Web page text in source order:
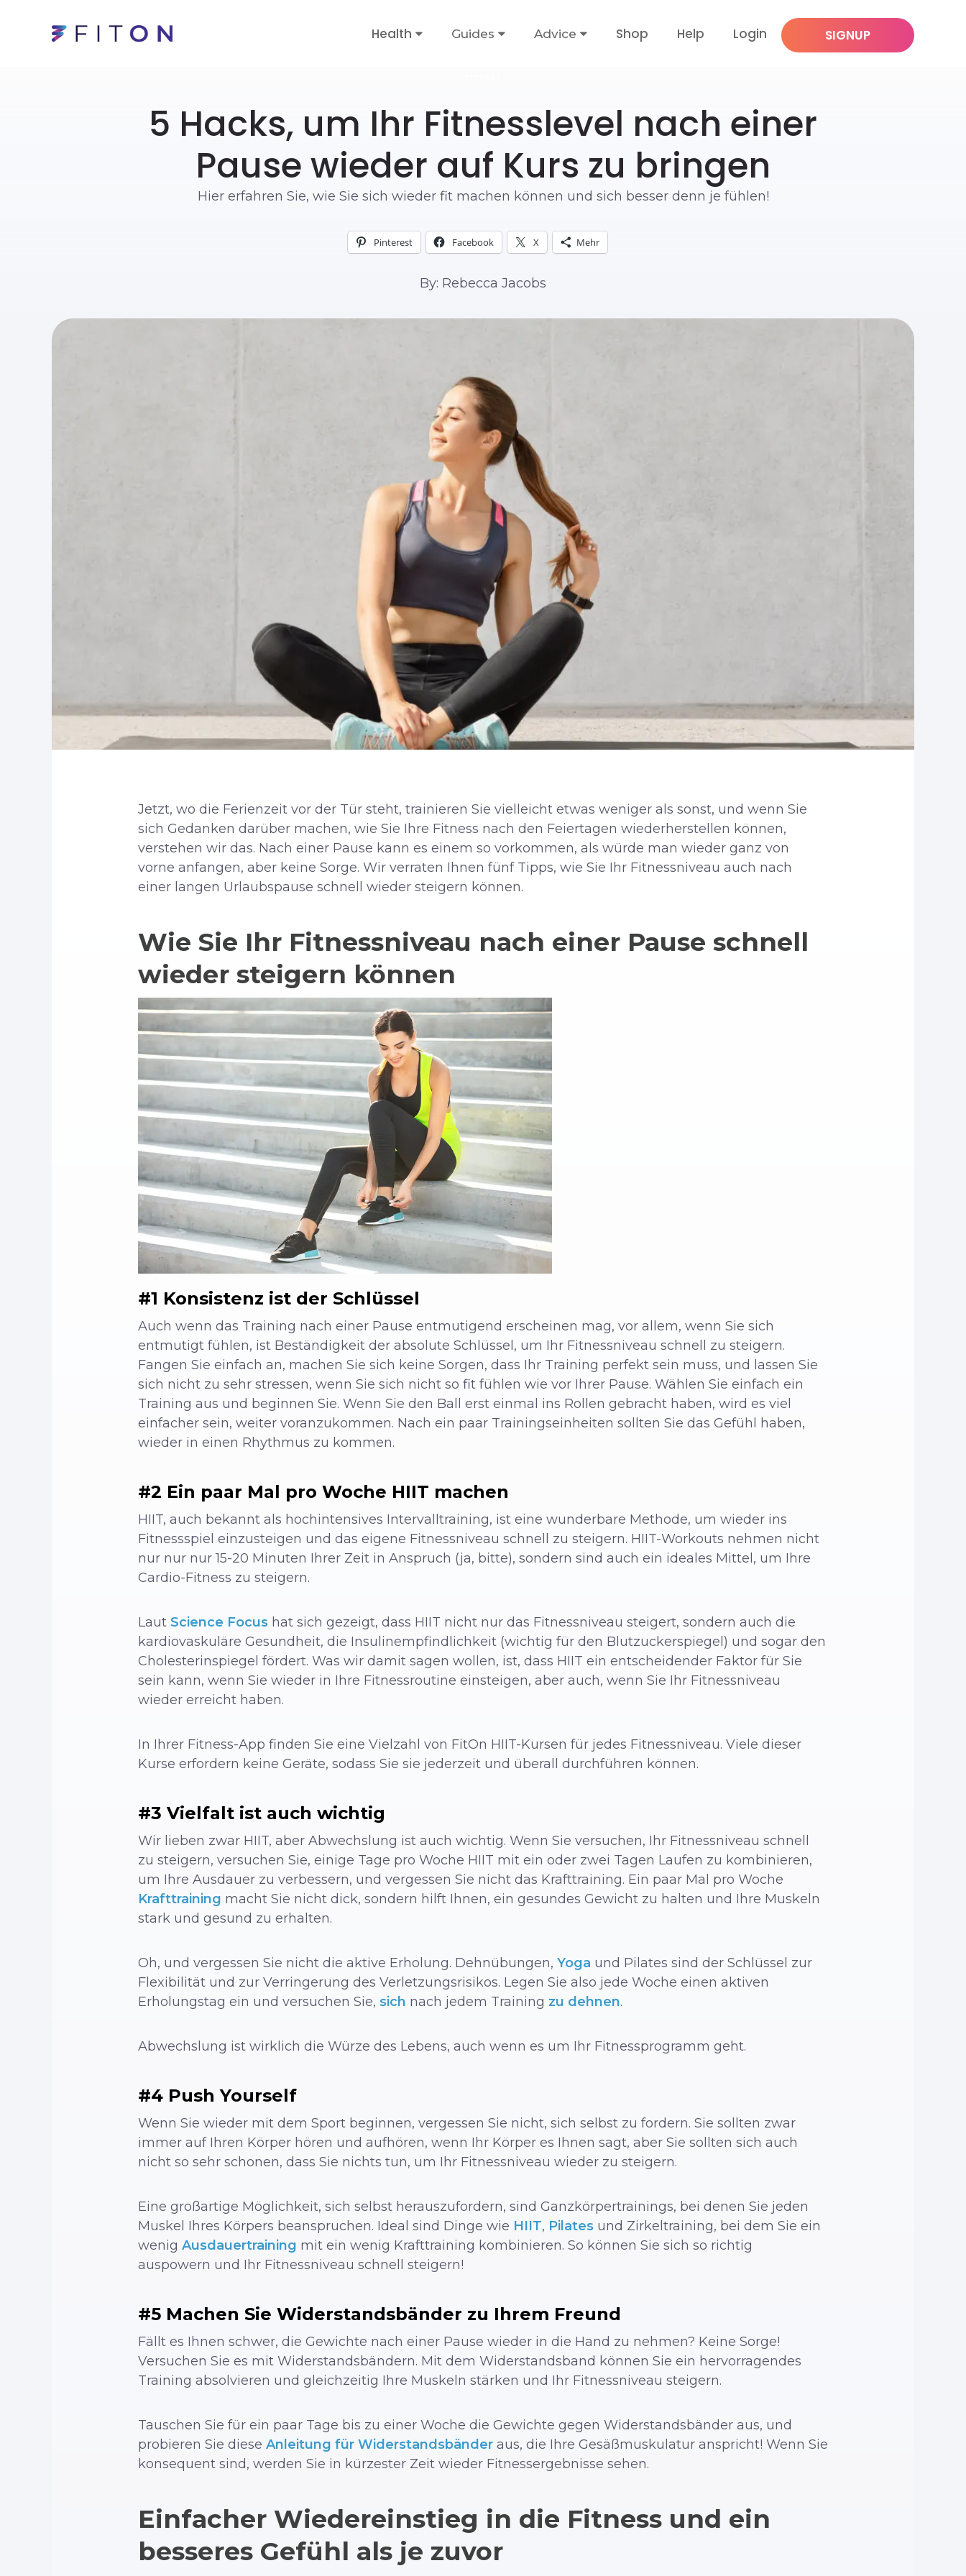
Health Guides Advice Shop Help Login SIGNUP
5 Hacks, um Ihr Fitnesslevel nach einer
Pause wieder auf Kurs zu bringen
Hier erfahren Sie, wie Sie sich wieder fit machen können und sich besser denn je fühlen!
Pinterest Facebook X Mehr
By: Rebecca Jacobs
Jetzt, wo die Ferienzeit vor der Tür steht, trainieren Sie vielleicht etwas weniger als sonst, und wenn Sie
sich Gedanken darüber machen, wie Sie Ihre Fitness nach den Feiertagen wiederherstellen können,
verstehen wir das. Nach einer Pause kann es einem so vorkommen, als würde man wieder ganz von
vorne anfangen, aber keine Sorge. Wir verraten Ihnen fünf Tipps, wie Sie Ihr Fitnessniveau auch nach
einer langen Urlaubspause schnell wieder steigern können.
Wie Sie Ihr Fitnessniveau nach einer Pause schnell
wieder steigern können
#1 Konsistenz ist der Schlüssel
Auch wenn das Training nach einer Pause entmutigend erscheinen mag, vor allem, wenn Sie sich
entmutigt fühlen, ist Beständigkeit der absolute Schlüssel, um Ihr Fitnessniveau schnell zu steigern.
Fangen Sie einfach an, machen Sie sich keine Sorgen, dass Ihr Training perfekt sein muss, und lassen Sie
sich nicht zu sehr stressen, wenn Sie sich nicht so fit fühlen wie vor Ihrer Pause. Wählen Sie einfach ein
Training aus und beginnen Sie. Wenn Sie den Ball erst einmal ins Rollen gebracht haben, wird es viel
einfacher sein, weiter voranzukommen. Nach ein paar Trainingseinheiten sollten Sie das Gefühl haben,
wieder in einen Rhythmus zu kommen.
#2 Ein paar Mal pro Woche HIIT machen
HIIT, auch bekannt als hochintensives Intervalltraining, ist eine wunderbare Methode, um wieder ins
Fitnessspiel einzusteigen und das eigene Fitnessniveau schnell zu steigern. HIIT-Workouts nehmen nicht
nur nur nur 15-20 Minuten Ihrer Zeit in Anspruch (ja, bitte), sondern sind auch ein ideales Mittel, um Ihre
Cardio-Fitness zu steigern.
Laut Science Focus hat sich gezeigt, dass HIIT nicht nur das Fitnessniveau steigert, sondern auch die
kardiovaskuläre Gesundheit, die Insulinempfindlichkeit (wichtig für den Blutzuckerspiegel) und sogar den
Cholesterinspiegel fördert. Was wir damit sagen wollen, ist, dass HIIT ein entscheidender Faktor für Sie
sein kann, wenn Sie wieder in Ihre Fitnessroutine einsteigen, aber auch, wenn Sie Ihr Fitnessniveau
wieder erreicht haben.
In Ihrer Fitness-App finden Sie eine Vielzahl von FitOn HIIT-Kursen für jedes Fitnessniveau. Viele dieser
Kurse erfordern keine Geräte, sodass Sie sie jederzeit und überall durchführen können.
#3 Vielfalt ist auch wichtig
Wir lieben zwar HIIT, aber Abwechslung ist auch wichtig. Wenn Sie versuchen, Ihr Fitnessniveau schnell
zu steigern, versuchen Sie, einige Tage pro Woche HIIT mit ein oder zwei Tagen Laufen zu kombinieren,
um Ihre Ausdauer zu verbessern, und vergessen Sie nicht das Krafttraining. Ein paar Mal pro Woche
Krafttraining macht Sie nicht dick, sondern hilft Ihnen, ein gesundes Gewicht zu halten und Ihre Muskeln
stark und gesund zu erhalten.
Oh, und vergessen Sie nicht die aktive Erholung. Dehnübungen, Yoga und Pilates sind der Schlüssel zur
Flexibilität und zur Verringerung des Verletzungsrisikos. Legen Sie also jede Woche einen aktiven
Erholungstag ein und versuchen Sie, sich nach jedem Training zu dehnen.
Abwechslung ist wirklich die Würze des Lebens, auch wenn es um Ihr Fitnessprogramm geht.
#4 Push Yourself
Wenn Sie wieder mit dem Sport beginnen, vergessen Sie nicht, sich selbst zu fordern. Sie sollten zwar
immer auf Ihren Körper hören und aufhören, wenn Ihr Körper es Ihnen sagt, aber Sie sollten sich auch
nicht so sehr schonen, dass Sie nichts tun, um Ihr Fitnessniveau wieder zu steigern.
Eine großartige Möglichkeit, sich selbst herauszufordern, sind Ganzkörpertrainings, bei denen Sie jeden
Muskel Ihres Körpers beanspruchen. Ideal sind Dinge wie HIIT, Pilates und Zirkeltraining, bei dem Sie ein
wenig Ausdauertraining mit ein wenig Krafttraining kombinieren. So können Sie sich so richtig
auspowern und Ihr Fitnessniveau schnell steigern!
#5 Machen Sie Widerstandsbänder zu Ihrem Freund
Fällt es Ihnen schwer, die Gewichte nach einer Pause wieder in die Hand zu nehmen? Keine Sorge!
Versuchen Sie es mit Widerstandsbändern. Mit dem Widerstandsband können Sie ein hervorragendes
Training absolvieren und gleichzeitig Ihre Muskeln stärken und Ihr Fitnessniveau steigern.
Tauschen Sie für ein paar Tage bis zu einer Woche die Gewichte gegen Widerstandsbänder aus, und
probieren Sie diese Anleitung für Widerstandsbänder aus, die Ihre Gesäßmuskulatur anspricht! Wenn Sie
konsequent sind, werden Sie in kürzester Zeit wieder Fitnessergebnisse sehen.
Einfacher Wiedereinstieg in die Fitness und ein
besseres Gefühl als je zuvor